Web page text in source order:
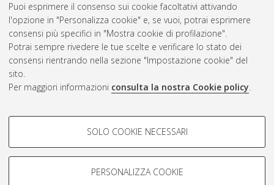
Puoi esprimere il consenso sui cookie facoltativi attivando
l'opzione in "Personalizza cookie" e, se vuoi, potrai esprimere
consensi più specifici in "Mostra cookie di profilazione".
Potrai sempre rivedere le tue scelte e verificare lo stato dei
consensi rientrando nella sezione "Impostazione cookie" del
sito.
Per maggiori informazioni consulta la nostra Cookie policy.
COOKIE DI PROFILAZIONE -
Si tratta di cookie utilizzati per analizzare le caratteristiche della
navigazione degli utenti, creare profili in base al loro comportamento
SOLO COOKIE NECESSARI
PERSONALIZZA COOKIE
Rss 1.0
Rss 2.0
ISSN: 2038-7946
Impostazioni Cookie
Informativa sulla privacy
Condizioni d’uso del sito